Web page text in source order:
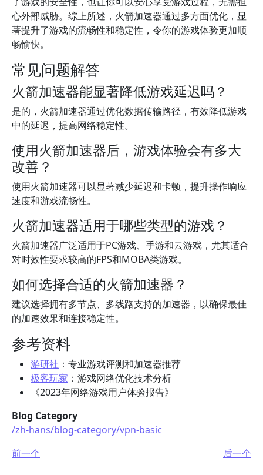
心外部威胁。综上所述，火箭加速器通过多方面优化，显
著提升了游戏的流畅性和稳定性，令你的游戏体验更加顺
畅愉快。
常见问题解答
火箭加速器能显著降低游戏延迟吗？
是的，火箭加速器通过优化数据传输路径，有效降低游戏
中的延迟，提高网络稳定性。
使用火箭加速器后，游戏体验会有多大
改善？
使用火箭加速器可以显著减少延迟和卡顿，提升操作响应
速度和游戏流畅性。
火箭加速器适用于哪些类型的游戏？
火箭加速器广泛适用于PC游戏、手游和云游戏，尤其适合
对时效性要求较高的FPS和MOBA类游戏。
如何选择合适的火箭加速器？
建议选择拥有多节点、多线路支持的加速器，以确保最佳
的加速效果和连接稳定性。
参考资料
游研社 ：专业游戏评测和加速器推荐
极客玩家 ：游戏网络优化技术分析
《2023年网络游戏用户体验报告》
Blog Category
/zh-hans/blog-category/vpn-basic
前一个
后一个